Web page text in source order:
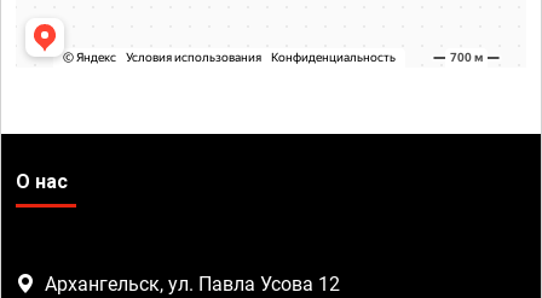
О нас
Архангельск, ул. Павла Усова 12